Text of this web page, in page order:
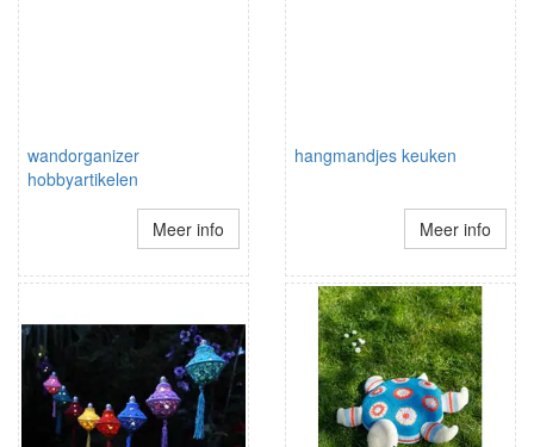
wandorganizer
hobbyartikelen
Meer info
hangmandjes keuken
Meer info